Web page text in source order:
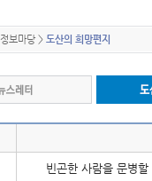
정보마당 > 도산의 희망편지
빈곤한 사람을 문병